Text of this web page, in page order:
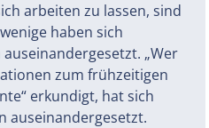
arbeiten zu lassen, sind
haben sich
„Wer
zum frühzeitigen
erkundigt, hat sich
auseinandergesetzt.